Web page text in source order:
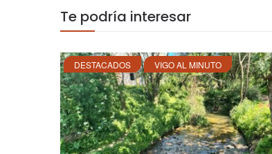
Te podría interesar
DESTACADOS VIGO AL MINUTO